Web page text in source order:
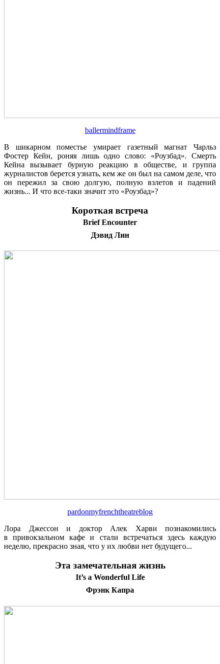
ballermindframe
В шикарном поместье умирает газетный магнат Чарльз
Фостер Кейн, роняя лишь одно слово: «Роузбад». Смерть
Кейна вызывает бурную реакцию в обществе, и группа
журналистов берется узнать, кем же он был на самом деле, что
он пережил за свою долгую, полную взлетов и падений
жизнь... И что все-таки значит это «Роузбад»?
Короткая встреча
Brief Encounter
Дэвид Лин
pardonmyfrenchtheatreblog
Лора Джессон и доктор Алек Харви познакомились
в привокзальном кафе и стали встречаться здесь каждую
неделю, прекрасно зная, что у их любви нет будущего...
Эта замечательная жизнь
It’s a Wonderful Life
Фрэнк Капра